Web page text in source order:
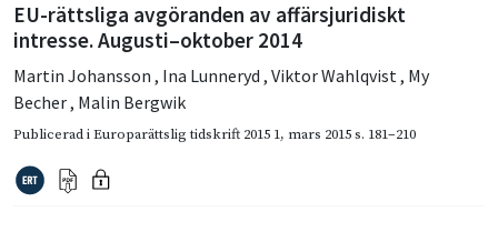
EU-rättsliga avgöranden av affärsjuridiskt
intresse. Augusti–oktober 2014
Martin Johansson , Ina Lunneryd , Viktor Wahlqvist, My
Becher, Malin Bergwik
Publicerad iEuroparättslig tidskrift 2015 1, mars 2015s. 181–210